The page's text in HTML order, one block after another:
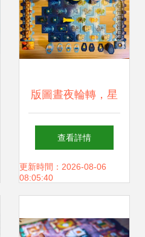
版圖晝夜輪轉，星
球獨自旋轉 宇林桌
游《孤獨星球》的
查看詳情
更新時間：2026-08-06
08:05:40